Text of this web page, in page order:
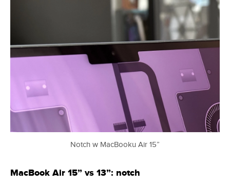
Notch w MacBooku Air 15”
MacBook Air 15” vs 13”: notch